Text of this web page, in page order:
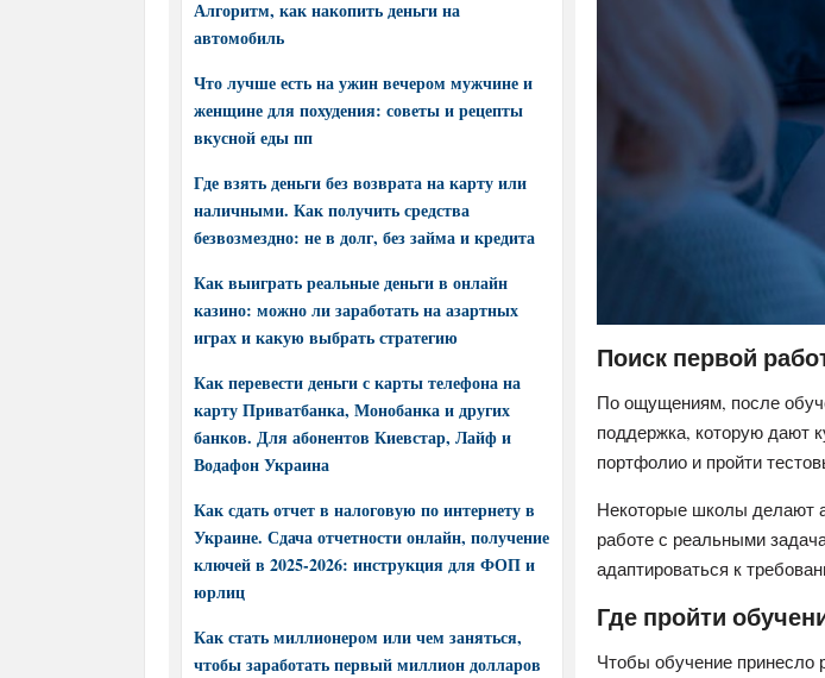
Поиск первой
По ощущениям, после
поддержка, которую дают
портфолио и пройти
Некоторые школы делают
работе с реальными
адаптироваться к
Где пройти
Чтобы обучение принесло
Алгоритм, как накопить деньги на
автомобиль
Что лучше есть на ужин вечером мужчине и
женщине для похудения: советы и рецепты
вкусной еды пп
Где взять деньги без возврата на карту или
наличными. Как получить средства
безвозмездно: не в долг, без займа и кредита
Как выиграть реальные деньги в онлайн
казино: можно ли заработать на азартных
играх и какую выбрать стратегию
Как перевести деньги с карты телефона на
карту Приватбанка, Монобанка и других
банков. Для абонентов Киевстар, Лайф и
Водафон Украина
Как сдать отчет в налоговую по интернету в
Украине. Сдача отчетности онлайн, получение
ключей в 2025-2026: инструкция для ФОП и
юрлиц
Как стать миллионером или чем заняться,
чтобы заработать первый миллион долларов